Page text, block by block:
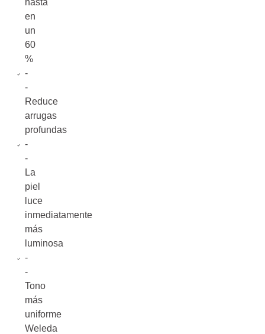
hasta
en
un
60
%
-
-
Reduce
arrugas
profundas
-
-
La
piel
luce
inmediatamente
más
luminosa
-
-
Tono
más
uniforme
Weleda